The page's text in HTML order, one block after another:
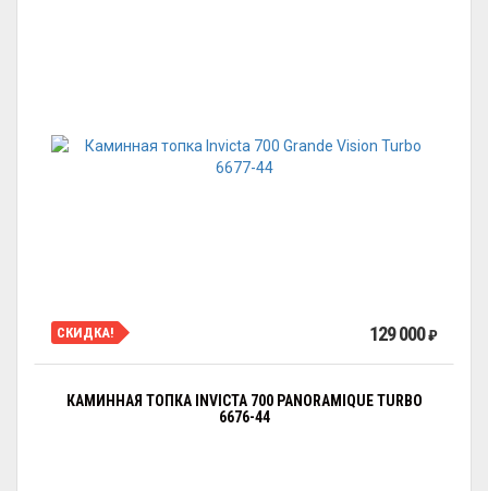
СКИДКА! 129 000₽
КАМИННАЯ ТОПКА INVICTA 700 PANORAMIQUE TURBO
6676-44